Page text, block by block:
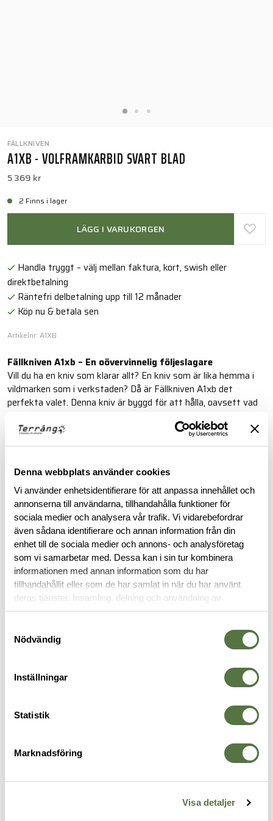
Denna webbplats använder cookies
Vi använder enhetsidentifierare för att anpassa innehållet och
annonserna till användarna, tillhandahålla funktioner för
sociala medier och analysera vår trafik. Vi vidarebefordrar
även sådana identifierare och annan information från din
enhet till de sociala medier och annons- och analysföretag
som vi samarbetar med. Dessa kan i sin tur kombinera
informationen med annan information som du har
tillhandahållit eller som de har samlat in när du har använt
deras tjänster. Insamling, delning och användning av
personuppgifter kan användas för personalisering av
Nödvändig
Inställningar
Statistik
Marknadsföring
Visa detaljer
FÄLLKNIVEN
A1XB - VOLFRAMKARBID SVART BLAD
5 369 kr
2 Finns i lager
LÄGG I VARUKORGEN
Handla tryggt – välj mellan faktura, kort, swish eller
direktbetalning
Räntefri delbetalning upp till 12 månader
Köp nu & betala sen
Artikelnr: A1XB
Fällkniven A1xb – En oövervinnelig följeslagare
Vill du ha en kniv som klarar allt? En kniv som är lika hemma i
vildmarken som i verkstaden? Då är Fällkniven A1xb det
perfekta valet. Denna kniv är byggd för att hålla, oavsett vad
BESKRIVNING
RECENSIONER
OM VARUMÄRKET
TERRÄNG GERBER